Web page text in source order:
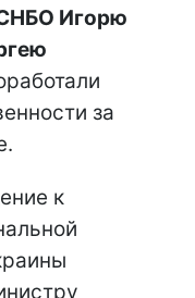
Игорю
за
к